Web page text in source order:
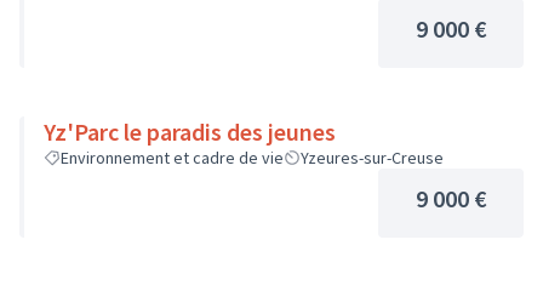
9 000 €
Yz'Parc le paradis des jeunes
Environnement et cadre de vie Yzeures-sur-Creuse
9 000 €